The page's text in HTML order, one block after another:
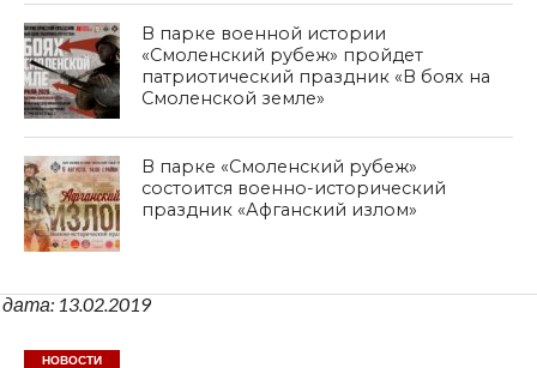
В парке военной истории
«Смоленский рубеж» пройдет
патриотический праздник «В боях на
Смоленской земле»
В парке «Смоленский рубеж»
состоится военно-исторический
праздник «Афганский излом»
дата: 13.02.2019
НОВОСТИ